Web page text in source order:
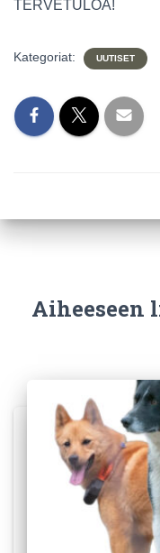
TERVETULOA!
Kategoriat: UUTISET